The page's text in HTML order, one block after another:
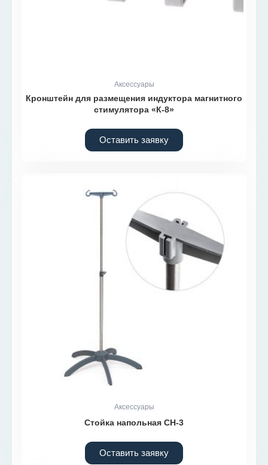
Аксессуары
Кронштейн для размещения индуктора магнитного
стимулятора «К-8»
Оставить заявку
Аксессуары
Стойка напольная СН-3
Оставить заявку